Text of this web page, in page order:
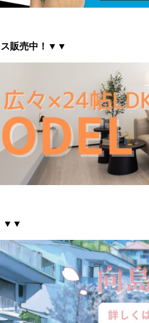
販売中！▼▼
▼▼